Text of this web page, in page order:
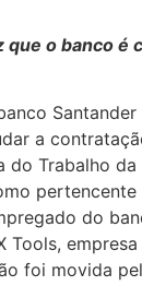
que o banco é
a
do Trabalho da
do
Tools,
foi movida